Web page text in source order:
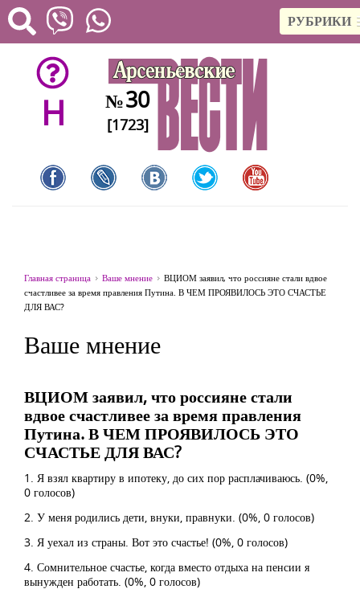
РУБРИКИ
H №30
[1723]
Главная страница Ваше мнение
ВЦИОМ заявил, что россияне стали вдвое
счастливее за время правления Путина. В ЧЕМ ПРОЯВИЛОСЬ ЭТО СЧАСТЬЕ
ДЛЯ ВАС?
Ваше мнение
ВЦИОМ заявил, что россияне стали
вдвое счастливее за время правления
Путина. В ЧЕМ ПРОЯВИЛОСЬ ЭТО
СЧАСТЬЕ ДЛЯ ВАС?
1. Я взял квартиру в ипотеку, до сих пор расплачиваюсь. (0%,
0 голосов)
2. У меня родились дети, внуки, правнуки. (0%, 0 голосов)
3. Я уехал из страны. Вот это счастье! (0%, 0 голосов)
4. Сомнительное счастье, когда вместо отдыха на пенсии я
вынужден работать. (0%, 0 голосов)